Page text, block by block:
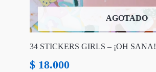
AGOTADO
34 STICKERS GIRLS – ¡OH SANA!
$ 18.000